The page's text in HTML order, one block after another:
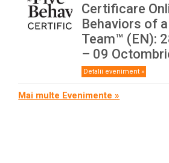
Certificare
Behaviors of
Team™ (EN):
– 09
Detalii eveniment »
Mai multe Evenimente »